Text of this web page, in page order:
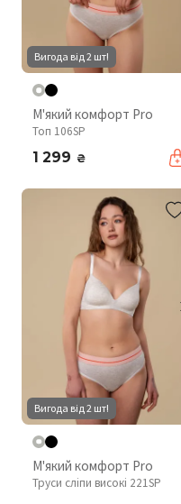
Вигода від 2 шт!
М'який комфорт Pro
Топ 106SP
1 299 ₴
Вигода від 2 шт!
М'який комфорт Pro
Труси сліпи високі 221SP